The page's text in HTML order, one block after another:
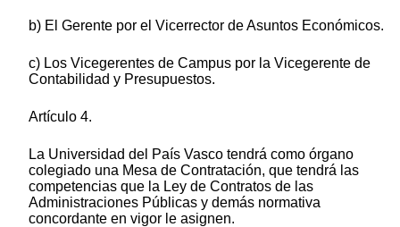
b) El Gerente por el Vicerrector de Asuntos Económicos.
c) Los Vicegerentes de Campus por la Vicegerente de
Contabilidad y Presupuestos.
Artículo 4.
La Universidad del País Vasco tendrá como órgano
colegiado una Mesa de Contratación, que tendrá las
competencias que la Ley de Contratos de las
Administraciones Públicas y demás normativa
concordante en vigor le asignen.